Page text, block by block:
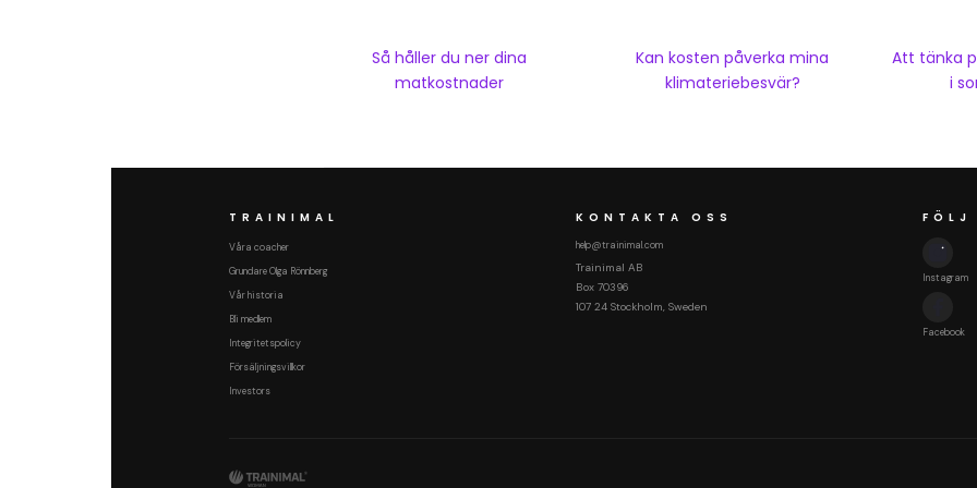
Så håller du ner dina
matkostnader
Kan kosten påverka mina
klimateriebesvär?
Att tänka
i
TRAINIMAL
Våra coacher
Grundare Olga Rönnberg
Vår historia
Bli medlem
Integritetspolicy
Försäljningsvillkor
Investors
KONTAKTA OSS
help@trainimal.com
Trainimal AB
Box 70396
107 24 Stockholm, Sweden
FÖLJ
Instagram
Facebook